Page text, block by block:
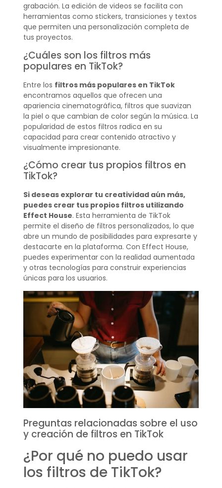
grabación. La edición de videos se facilita con
herramientas como stickers, transiciones y textos
que permiten una personalización completa de
tus proyectos.
¿Cuáles son los filtros más
populares en TikTok?
Entre los filtros más populares en TikTok
encontramos aquellos que ofrecen una
apariencia cinematográfica, filtros que suavizan
la piel o que cambian de color según la música. La
popularidad de estos filtros radica en su
capacidad para crear contenido atractivo y
visualmente impresionante.
¿Cómo crear tus propios filtros en
TikTok?
Si deseas explorar tu creatividad aún más,
puedes crear tus propios filtros utilizando
Effect House. Esta herramienta de TikTok
permite el diseño de filtros personalizados, lo que
abre un mundo de posibilidades para expresarte y
destacarte en la plataforma. Con Effect House,
puedes experimentar con la realidad aumentada
y otras tecnologías para construir experiencias
únicas para los usuarios.
Preguntas relacionadas sobre el uso
y creación de filtros en TikTok
¿Por qué no puedo usar
los filtros de TikTok?